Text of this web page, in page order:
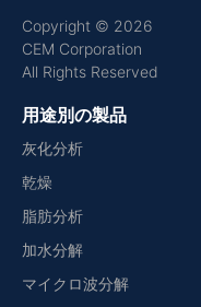
Copyright © 2026
CEM Corporation
All Rights Reserved
用途別の製品
灰化分析
乾燥
脂肪分析
加水分解
マイクロ波分解